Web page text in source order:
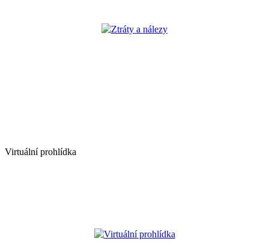
Ztráty a nálezy
Virtuální prohlídka
Virtuální prohlídka